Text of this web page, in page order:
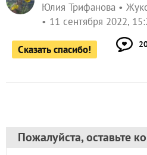
Юлия Трифанова
11 сентября 2022,
Сказать спасибо!
Пожалуйста, оставьте